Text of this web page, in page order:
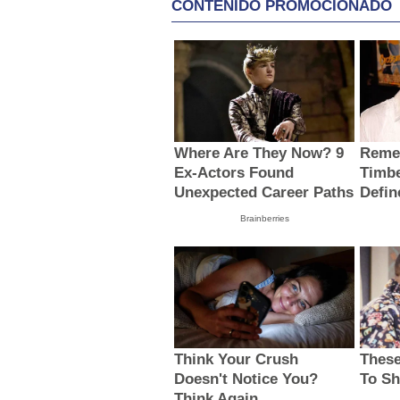
CONTENIDO PROMOCIONADO
Where Are They Now? 9
Ex-Actors Found
Unexpected Career Paths
Brainberries
Think Your Crush
Doesn't Notice You?
To